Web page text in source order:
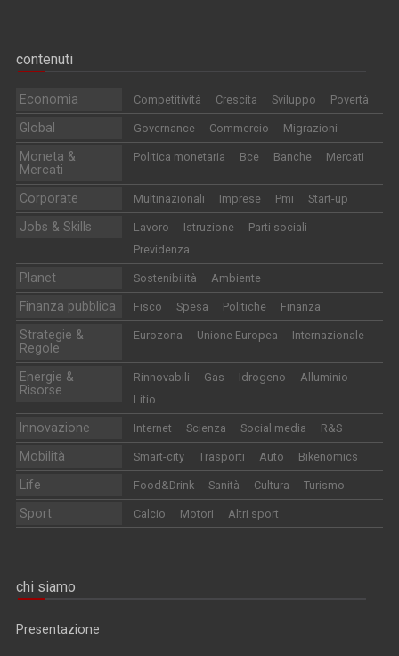
contenuti
Economia Competitività Crescita Sviluppo Povertà
Global Governance Commercio Migrazioni
Moneta &
Mercati
Politica monetaria Bce Banche Mercati
Corporate Multinazionali Imprese Pmi Start-up
Jobs & Skills Lavoro Istruzione
Parti sociali
Previdenza
Planet Sostenibilità Ambiente
Finanza pubblica Fisco Spesa Politiche Finanza
Strategie &
Regole
Eurozona Unione Europea Internazionale
Energie &
Risorse
Rinnovabili Gas Idrogeno
Alluminio
Litio
Innovazione Internet Scienza Social media R&S
Mobilità Smart-city Trasporti Auto Bikenomics
Life Food&Drink Sanità Cultura Turismo
Sport Calcio Motori Altri sport
chi siamo
Presentazione